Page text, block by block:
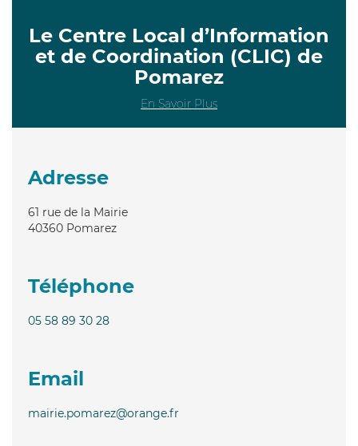
Le Centre Local d’Information
et de Coordination (CLIC) de
Pomarez
En Savoir Plus
Adresse
61 rue de la Mairie
40360 Pomarez
Téléphone
05 58 89 30 28
Email
mairie.pomarez@orange.fr